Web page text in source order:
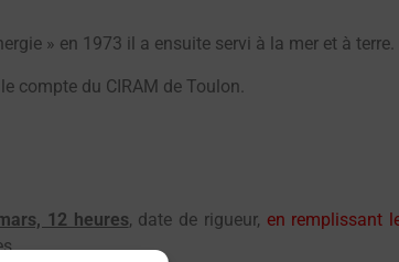
» en 1973 il a ensuite servi à la mer et à terre.
compte du CIRAM de Toulon.
12 heures, date de rigueur, en remplissant